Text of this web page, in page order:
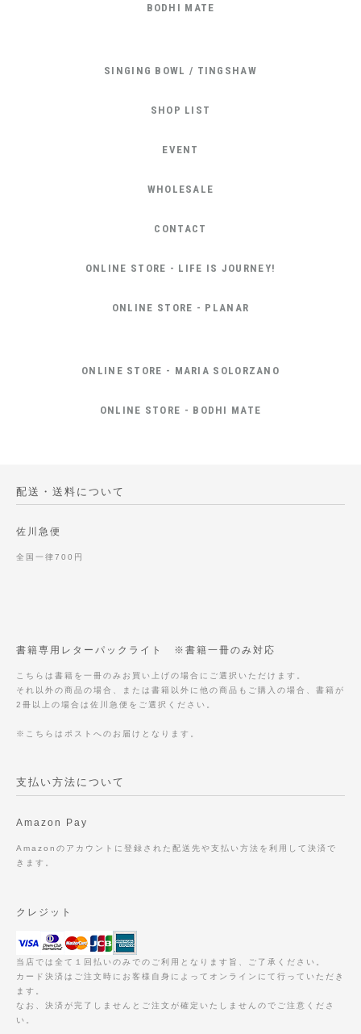
BODHI MATE
SINGING BOWL / TINGSHAW
SHOP LIST
EVENT
WHOLESALE
CONTACT
ONLINE STORE - LIFE IS JOURNEY!
ONLINE STORE - PLANAR
ONLINE STORE - MARIA SOLORZANO
ONLINE STORE - BODHI MATE
配送・送料について
佐川急便
全国一律700円
書籍専用レターパックライト ※書籍一冊のみ対応
こちらは書籍を一冊のみお買い上げの場合にご選択いただけます。
それ以外の商品の場合、または書籍以外に他の商品もご購入の場合、書籍が
2冊以上の場合は佐川急便をご選択ください。
※こちらはポストへのお届けとなります。
支払い方法について
Amazon Pay
Amazonのアカウントに登録された配送先や支払い方法を利用して決済で
きます。
クレジット
当店では全て１回払いのみでのご利用となります旨、ご了承ください。
カード決済はご注文時にお客様自身によってオンラインにて行っていただき
ます。
なお、決済が完了しませんとご注文が確定いたしませんのでご注意くださ
い。